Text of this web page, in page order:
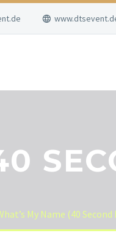
My Name (40 Second